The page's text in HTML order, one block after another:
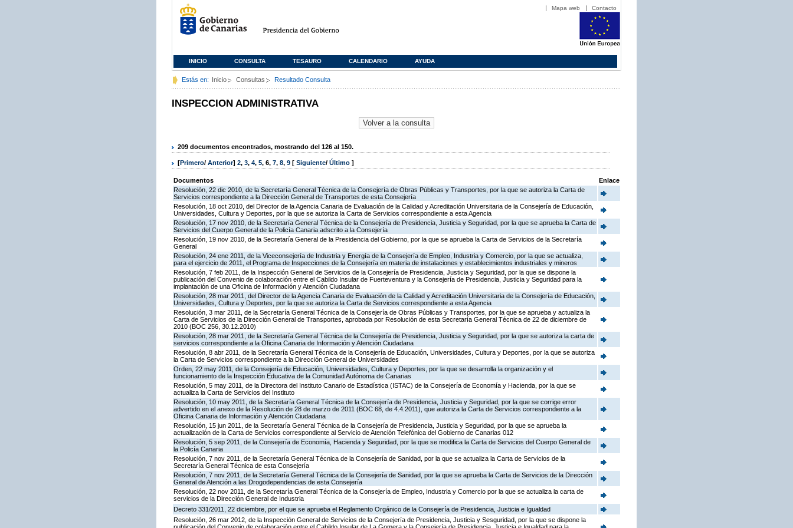
Mapa web Contacto
INICIO CONSULTA TESAURO CALENDARIO AYUDA
Estás en: Inicio Consultas Resultado Consulta
INSPECCION ADMINISTRATIVA
209 documentos encontrados, mostrando del 126 al 150.
[Primero/ Anterior] 2, 3, 4, 5, 6, 7, 8, 9 [ Siguiente/ Último ]
Documentos
Enlace
Resolución, 22 dic 2010, de la Secretaría General Técnica de la Consejería de Obras Públicas y Transportes, por la que se autoriza la Carta de
Servicios correspondiente a la Dirección General de Transportes de esta Consejería
Resolución, 18 oct 2010, del Director de la Agencia Canaria de Evaluación de la Calidad y Acreditación Universitaria de la Consejería de Educación,
Universidades, Cultura y Deportes, por la que se autoriza la Carta de Servicios correspondiente a esta Agencia
Resolución, 17 nov 2010, de la Secretaría General Técnica de la Consejería de Presidencia, Justicia y Seguridad, por la que se aprueba la Carta de
Servicios del Cuerpo General de la Policía Canaria adscrito a la Consejería
Resolución, 19 nov 2010, de la Secretaría General de la Presidencia del Gobierno, por la que se aprueba la Carta de Servicios de la Secretaría
General
Resolución, 24 ene 2011, de la Viceconsejería de Industria y Energía de la Consejería de Empleo, Industria y Comercio, por la que se actualiza,
para el ejercicio de 2011, el Programa de Inspecciones de la Consejería en materia de instalaciones y establecimientos industriales y mineros
Resolución, 7 feb 2011, de la Inspección General de Servicios de la Consejería de Presidencia, Justicia y Seguridad, por la que se dispone la
publicación del Convenio de colaboración entre el Cabildo Insular de Fuerteventura y la Consejería de Presidencia, Justicia y Seguridad para la
implantación de una Oficina de Información y Atención Ciudadana
Resolución, 28 mar 2011, del Director de la Agencia Canaria de Evaluación de la Calidad y Acreditación Universitaria de la Consejería de Educación,
Universidades, Cultura y Deportes, por la que se autoriza la Carta de Servicios correspondiente a esta Agencia
Resolución, 3 mar 2011, de la Secretaría General Técnica de la Consejería de Obras Públicas y Transportes, por la que se aprueba y actualiza la
Carta de Servicios de la Dirección General de Transportes, aprobada por Resolución de esta Secretaría General Técnica de 22 de diciembre de
2010 (BOC 256, 30.12.2010)
Resolución, 28 mar 2011, de la Secretaría General Técnica de la Consejería de Presidencia, Justicia y Seguridad, por la que se autoriza la carta de
servicios correspondiente a la Oficina Canaria de Información y Atención Ciudadana
Resolución, 8 abr 2011, de la Secretaría General Técnica de la Consejería de Educación, Universidades, Cultura y Deportes, por la que se autoriza
la Carta de Servicios correspondiente a la Dirección General de Universidades
Orden, 22 may 2011, de la Consejería de Educación, Universidades, Cultura y Deportes, por la que se desarrolla la organización y el
funcionamiento de la Inspección Educativa de la Comunidad Autónoma de Canarias
Resolución, 5 may 2011, de la Directora del Instituto Canario de Estadística (ISTAC) de la Consejería de Economía y Hacienda, por la que se
actualiza la Carta de Servicios del Instituto
Resolución, 10 may 2011, de la Secretaría General Técnica de la Consejería de Presidencia, Justicia y Seguridad, por la que se corrige error
advertido en el anexo de la Resolución de 28 de marzo de 2011 (BOC 68, de 4.4.2011), que autoriza la Carta de Servicios correspondiente a la
Oficina Canaria de Información y Atención Ciudadana
Resolución, 15 jun 2011, de la Secretaría General Técnica de la Consejería de Presidencia, Justicia y Seguridad, por la que se aprueba la
actualización de la Carta de Servicios correspondiente al Servicio de Atención Telefónica del Gobierno de Canarias 012
Resolución, 5 sep 2011, de la Consejería de Economía, Hacienda y Seguridad, por la que se modifica la Carta de Servicios del Cuerpo General de
la Policía Canaria
Resolución, 7 nov 2011, de la Secretaría General Técnica de la Consejería de Sanidad, por la que se actualiza la Carta de Servicios de la
Secretaría General Técnica de esta Consejería
Resolución, 7 nov 2011, de la Secretaría General Técnica de la Consejería de Sanidad, por la que se aprueba la Carta de Servicios de la Dirección
General de Atención a las Drogodependencias de esta Consejería
Resolución, 22 nov 2011, de la Secretaría General Técnica de la Consejería de Empleo, Industria y Comercio por la que se actualiza la carta de
servicios de la Dirección General de Industria
Decreto 331/2011, 22 diciembre, por el que se aprueba el Reglamento Orgánico de la Consejería de Presidencia, Justicia e Igualdad
Resolución, 26 mar 2012, de la Inspección General de Servicios de la Consejería de Presidencia, Justicia y Sesguridad, por la que se dispone la